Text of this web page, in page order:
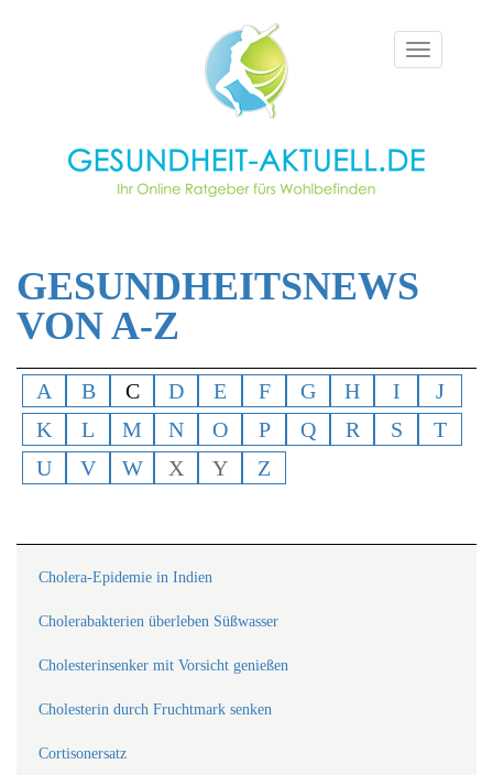
Toggle
navigation
GESUNDHEITSNEWS
VON A-Z
A B C D E F G H I
J
K
L M N O P Q R S
T
U
V W X Y Z
Cholera-Epidemie in Indien
Cholerabakterien überleben Süßwasser
Cholesterinsenker mit Vorsicht genießen
Cholesterin durch Fruchtmark senken
Cortisonersatz